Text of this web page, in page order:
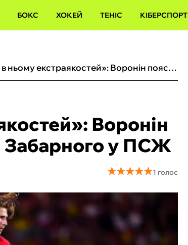
БОКС ХОКЕЙ ТЕНІС КІБЕРСПОРТ
«Я не бачу в ньому екстраякостей»: Воронін пояснив причину проблем Забарного у ПСЖ
Воронін
Забарного у ПСЖ
★★★★★
★★★★★1 голос